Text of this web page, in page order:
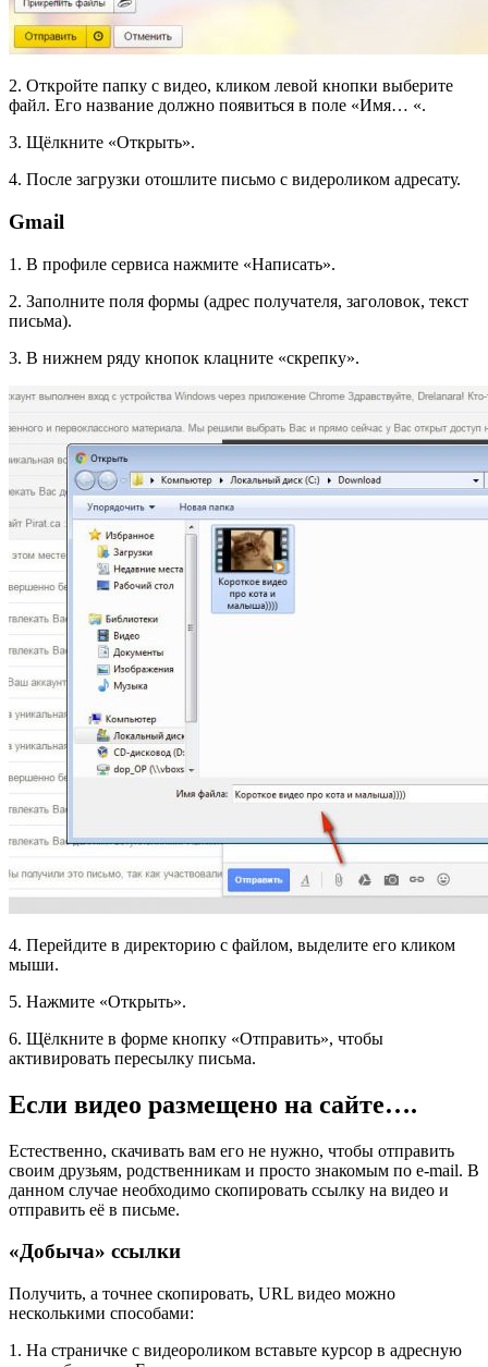
2. Откройте папку с видео, кликом левой кнопки выберите
файл. Его название должно появиться в поле «Имя… «.
3. Щёлкните «Открыть».
4. После загрузки отошлите письмо с видероликом адресату.
Gmail
1. В профиле сервиса нажмите «Написать».
2. Заполните поля формы (адрес получателя, заголовок, текст
письма).
3. В нижнем ряду кнопок клацните «скрепку».
4. Перейдите в директорию с файлом, выделите его кликом
мыши.
5. Нажмите «Открыть».
6. Щёлкните в форме кнопку «Отправить», чтобы
активировать пересылку письма.
Если видео размещено на сайте….
Естественно, скачивать вам его не нужно, чтобы отправить
своим друзьям, родственникам и просто знакомым по e-mail. В
данном случае необходимо скопировать ссылку на видео и
отправить её в письме.
«Добыча» ссылки
Получить, а точнее скопировать, URL видео можно
несколькими способами:
1. На страничке с видеороликом вставьте курсор в адресную